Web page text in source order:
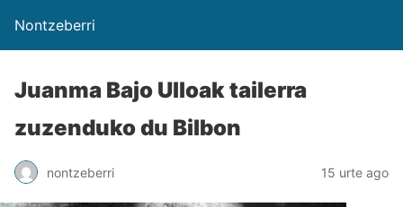
Nontzeberri
Juanma Bajo Ulloak tailerra
zuzenduko du Bilbon
nontzeberri 15 urte ago